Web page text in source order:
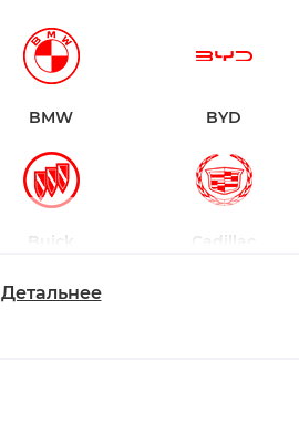
BMW BYD
Buick Cadillac
Детальнее